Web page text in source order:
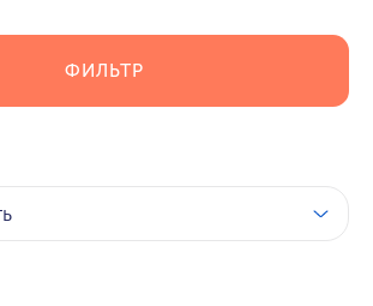
ФИЛЬТР